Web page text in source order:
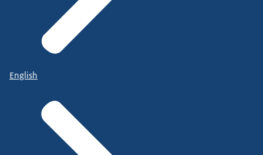
English